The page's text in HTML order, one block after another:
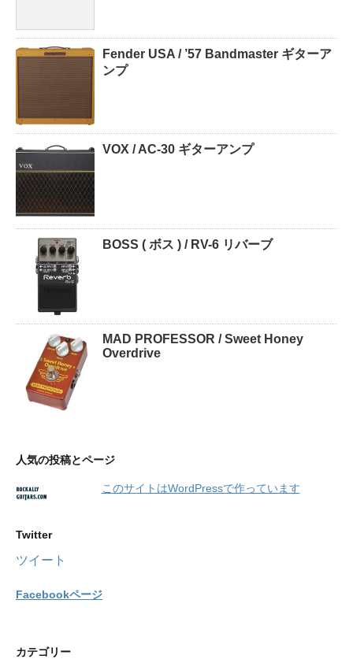
Fender USA / ’57 Bandmaster ギターア
ンプ
VOX / AC-30 ギターアンプ
BOSS ( ボス ) / RV-6 リバーブ
MAD PROFESSOR / Sweet Honey
Overdrive
人気の投稿とページ
このサイトはWordPressで作っています
Twitter
ツイート
Facebookページ
カテゴリー